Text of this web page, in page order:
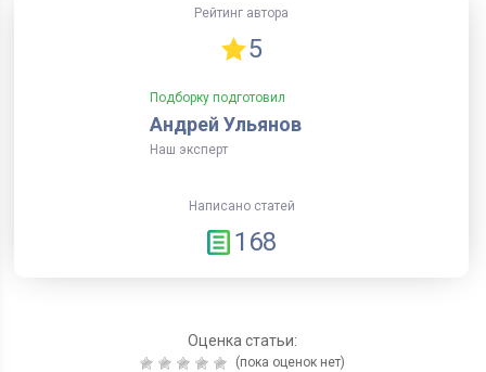
Рейтинг автора
5
Подборку подготовил
Андрей Ульянов
Наш эксперт
Написано статей
168
Оценка статьи:
(пока оценок нет)